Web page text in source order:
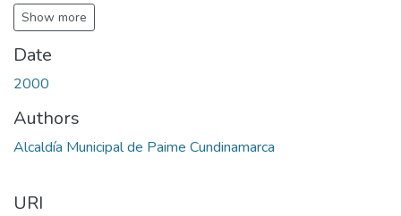
Show more
Date
2000
Authors
Alcaldía Municipal de Paime Cundinamarca
URI